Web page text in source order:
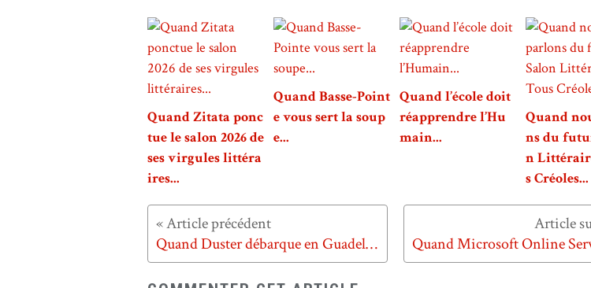
Quand Zitata ponc
tue le salon 2026 de
ses virgules littéra
ires...
Quand Basse-Point
e vous sert la soup
e...
Quand l’école doit
réapprendre l’Hu
main...
Quand
ns du
n
s Créoles...
Quand Duster débarque en Guadeloupe...